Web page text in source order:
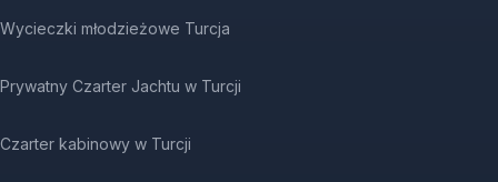
Wycieczki młodzieżowe Turcja
Prywatny Czarter Jachtu w Turcji
Czarter kabinowy w Turcji